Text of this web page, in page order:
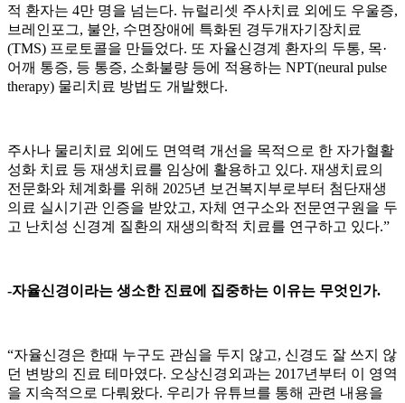
적 환자는 4만 명을 넘는다. 뉴럴리셋 주사치료 외에도 우울증,
브레인포그, 불안, 수면장애에 특화된 경두개자기장치료
(TMS) 프로토콜을 만들었다. 또 자율신경계 환자의 두통, 목·
어깨 통증, 등 통증, 소화불량 등에 적용하는 NPT(neural pulse
therapy) 물리치료 방법도 개발했다.
주사나 물리치료 외에도 면역력 개선을 목적으로 한 자가혈활
성화 치료 등 재생치료를 임상에 활용하고 있다. 재생치료의
전문화와 체계화를 위해 2025년 보건복지부로부터 첨단재생
의료 실시기관 인증을 받았고, 자체 연구소와 전문연구원을 두
고 난치성 신경계 질환의 재생의학적 치료를 연구하고 있다.”
-자율신경이라는 생소한 진료에 집중하는 이유는 무엇인가.
“자율신경은 한때 누구도 관심을 두지 않고, 신경도 잘 쓰지 않
던 변방의 진료 테마였다. 오상신경외과는 2017년부터 이 영역
을 지속적으로 다뤄왔다. 우리가 유튜브를 통해 관련 내용을